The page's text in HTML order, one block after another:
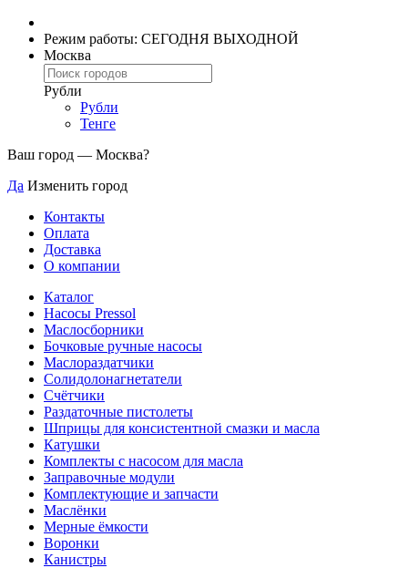
Режим работы: СЕГОДНЯ ВЫХОДНОЙ
Москва
Рубли
Рубли
Тенге
Ваш город — Москва?
Да Изменить город
Контакты
Оплата
Доставка
О компании
Каталог
Насосы Pressol
Маслосборники
Бочковые ручные насосы
Маслораздатчики
Солидолонагнетатели
Счётчики
Раздаточные пистолеты
Шприцы для консистентной смазки и масла
Катушки
Комплекты с насосом для масла
Заправочные модули
Комплектующие и запчасти
Маслёнки
Мерные ёмкости
Воронки
Канистры